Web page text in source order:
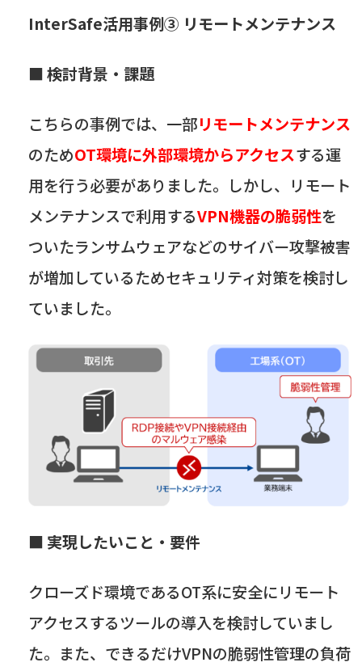
InterSafe活用事例③ リモートメンテナンス
■ 検討背景・課題
こちらの事例では、一部リモートメンテナンス
のためOT環境に外部環境からアクセスする運
用を行う必要がありました。しかし、リモート
メンテナンスで利用するVPN機器の脆弱性を
ついたランサムウェアなどのサイバー攻撃被害
が増加しているためセキュリティ対策を検討し
ていました。
■ 実現したいこと・要件
クローズド環境であるOT系に安全にリモート
アクセスするツールの導入を検討していまし
た。また、できるだけVPNの脆弱性管理の負荷